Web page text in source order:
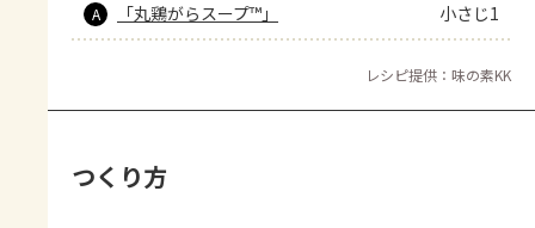
A 「丸鶏がらスープ™」 小さじ1
レシピ提供：味の素KK
つくり方